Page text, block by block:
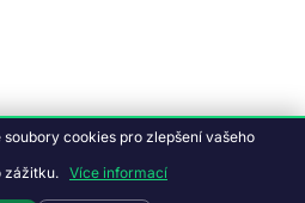
a ochrana dat.
cookies pro zlepšení vašeho
zážitku.
Více informací